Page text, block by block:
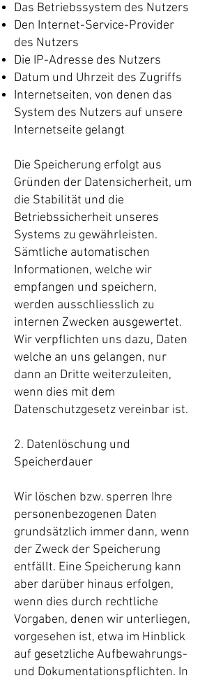
Das Betriebssystem des Nutzers
Den Internet-Service-Provider
des Nutzers
Die IP-Adresse des Nutzers
Datum und Uhrzeit des Zugriffs
Internetseiten, von denen das
System des Nutzers auf unsere
Internetseite gelangt
Die Speicherung erfolgt aus
Gründen der Datensicherheit, um
die Stabilität und die
Betriebssicherheit unseres
Systems zu gewährleisten.
Sämtliche automatischen
Informationen, welche wir
empfangen und speichern,
werden ausschliesslich zu
internen Zwecken ausgewertet.
Wir verpflichten uns dazu, Daten
welche an uns gelangen, nur
dann an Dritte weiterzuleiten,
wenn dies mit dem
Datenschutzgesetz vereinbar ist.
2. Datenlöschung und
Speicherdauer
Wir löschen bzw. sperren Ihre
personenbezogenen Daten
grundsätzlich immer dann, wenn
der Zweck der Speicherung
entfällt. Eine Speicherung kann
aber darüber hinaus erfolgen,
wenn dies durch rechtliche
Vorgaben, denen wir unterliegen,
vorgesehen ist, etwa im Hinblick
auf gesetzliche Aufbewahrungs-
und Dokumentationspflichten. In